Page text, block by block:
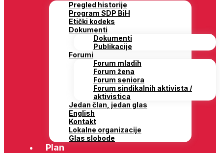
Pregled historije
Program SDP BiH
Etički kodeks
Dokumenti
Dokumenti
Publikacije
Forumi
Forum mladih
Forum žena
Forum seniora
Forum sindikalnih aktivista /
aktivistica
Jedan član, jedan glas
English
Kontakt
Lokalne organizacije
Glas slobode
Plan